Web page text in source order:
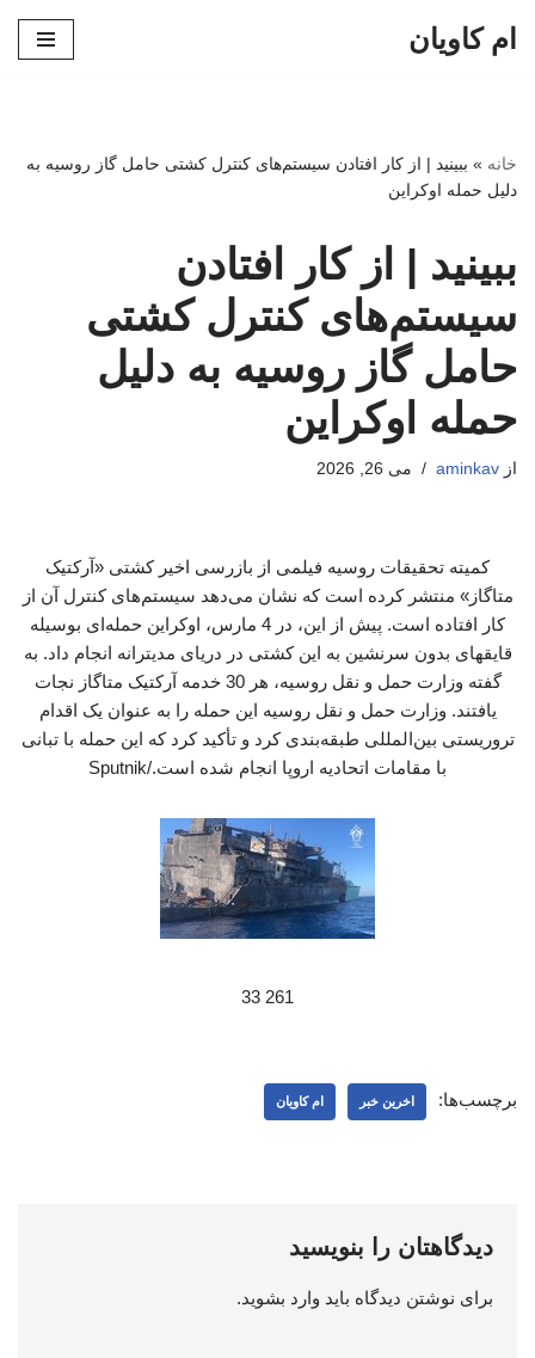
ام کاویان
خانه » ببینید | از کار افتادن سیستم‌های کنترل کشتی حامل گاز روسیه به
دلیل حمله اوکراین
ببینید | از کار افتادن
سیستم‌های کنترل کشتی
حامل گاز روسیه به دلیل
حمله اوکراین
از aminkav می 26, 2026
کمیته تحقیقات روسیه فیلمی از بازرسی اخیر کشتی «آرکتیک
متاگاز» منتشر کرده است که نشان می‌دهد سیستم‌های کنترل آن از
کار افتاده است. پیش از این، در 4 مارس، اوکراین حمله‌ای بوسیله
قایقهای بدون سرنشین به این کشتی در دریای مدیترانه انجام داد. به
گفته وزارت حمل و نقل روسیه، هر 30 خدمه آرکتیک متاگاز نجات
یافتند. وزارت حمل و نقل روسیه این حمله را به عنوان یک اقدام
تروریستی بین‌المللی طبقه‌بندی کرد و تأکید کرد که این حمله با تبانی
با مقامات اتحادیه اروپا انجام شده است./Sputnik
261 33
برچسب‌ها: اخرین خبر ام کاویان
دیدگاهتان را بنویسید
برای نوشتن دیدگاه باید وارد بشوید.